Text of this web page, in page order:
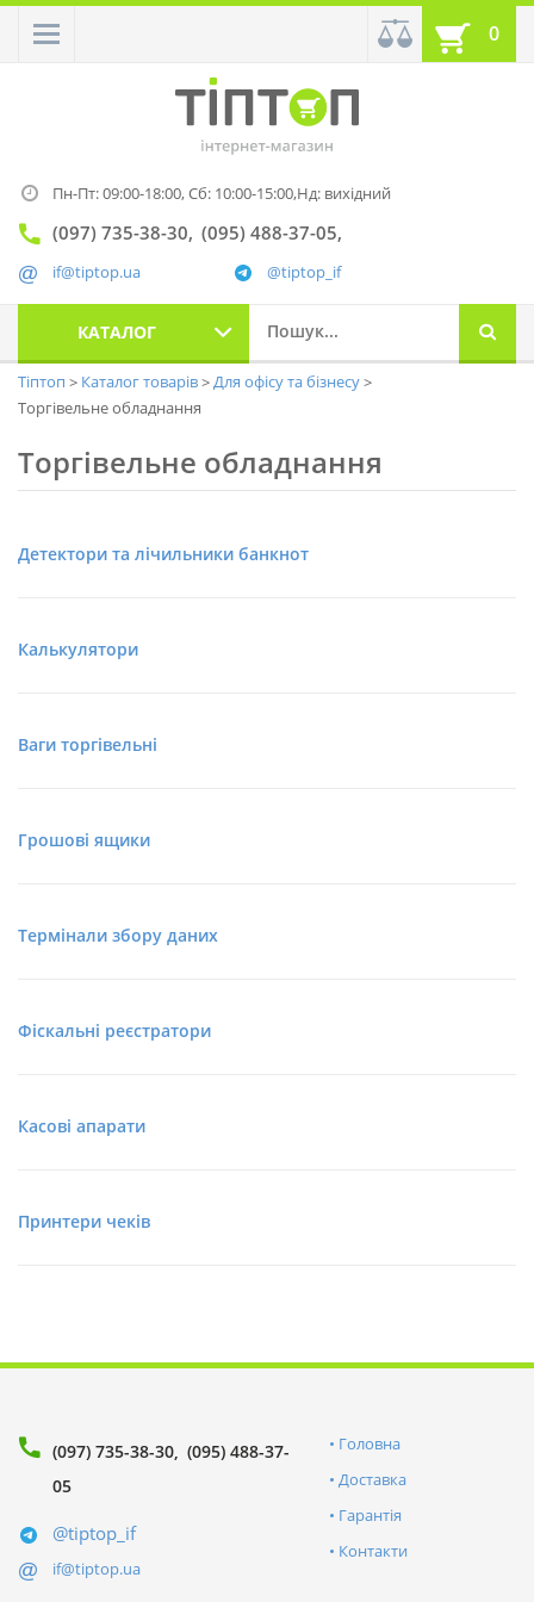
0
Пн-Пт: 09:00-18:00,Сб: 10:00-15:00,Нд: вихідний
(097) 735-38-30 (095) 488-37-05
@tiptop_if
if@tiptop.ua
КАТАЛОГ
Тіптоп Каталог товарів
Для офісу та бізнесу
Торгівельне обладнання
Торгівельне обладнання
Детектори та лічильники банкнот
Калькулятори
Ваги торгівельні
Грошові ящики
Термінали збору даних
Фіскальні реєстратори
Касові апарати
Принтери чеків
(097) 735-38-30 (095) 488-37-
05
@tiptop_if
if@tiptop.ua
Головна
Доставка
Гарантія
Контакти